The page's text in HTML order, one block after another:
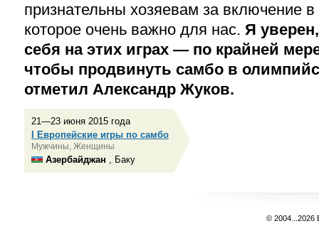
признательны хозяевам за включение
которое очень важно для нас. Я
себя на этих играх — по крайней
чтобы продвинуть самбо в
отметил Александр Жуков.
21—23 июня 2015 года
I Европейские игры по самбо
Мужчины, Женщины
Азербайджан , Баку
© 2004...2026